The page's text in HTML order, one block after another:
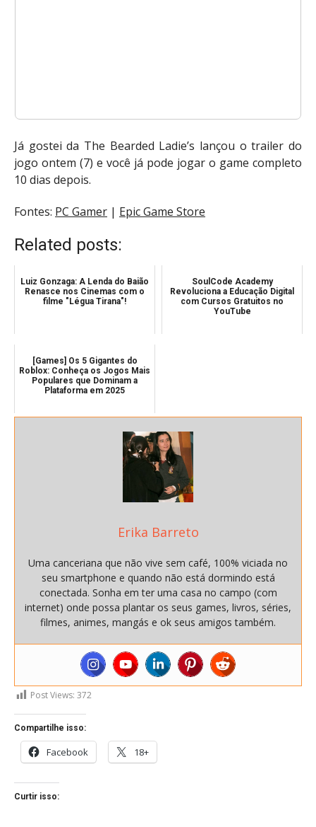
Já gostei da The Bearded Ladie’s lançou o trailer do
jogo ontem (7) e você já pode jogar o game completo
10 dias depois.
Fontes: PC Gamer | Epic Game Store
Related posts:
Luiz Gonzaga: A Lenda do Baião
Renasce nos Cinemas com o
filme "Légua Tirana"!
SoulCode Academy
Revoluciona a Educação Digital
com Cursos Gratuitos no
YouTube
[Games] Os 5 Gigantes do
Roblox: Conheça os Jogos Mais
Populares que Dominam a
Plataforma em 2025
Erika Barreto
Uma canceriana que não vive sem café, 100% viciada no
seu smartphone e quando não está dormindo está
conectada. Sonha em ter uma casa no campo (com
internet) onde possa plantar os seus games, livros, séries,
filmes, animes, mangás e ok seus amigos também.
Post Views: 372
Compartilhe isso:
Facebook 18+
Curtir isso: